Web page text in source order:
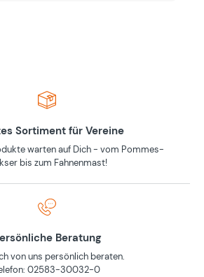
Sortiment für Vereine
warten auf Dich - vom Pommes-
bis zum Fahnenmast!
Beratung
von uns persönlich beraten.
02583-30032-0